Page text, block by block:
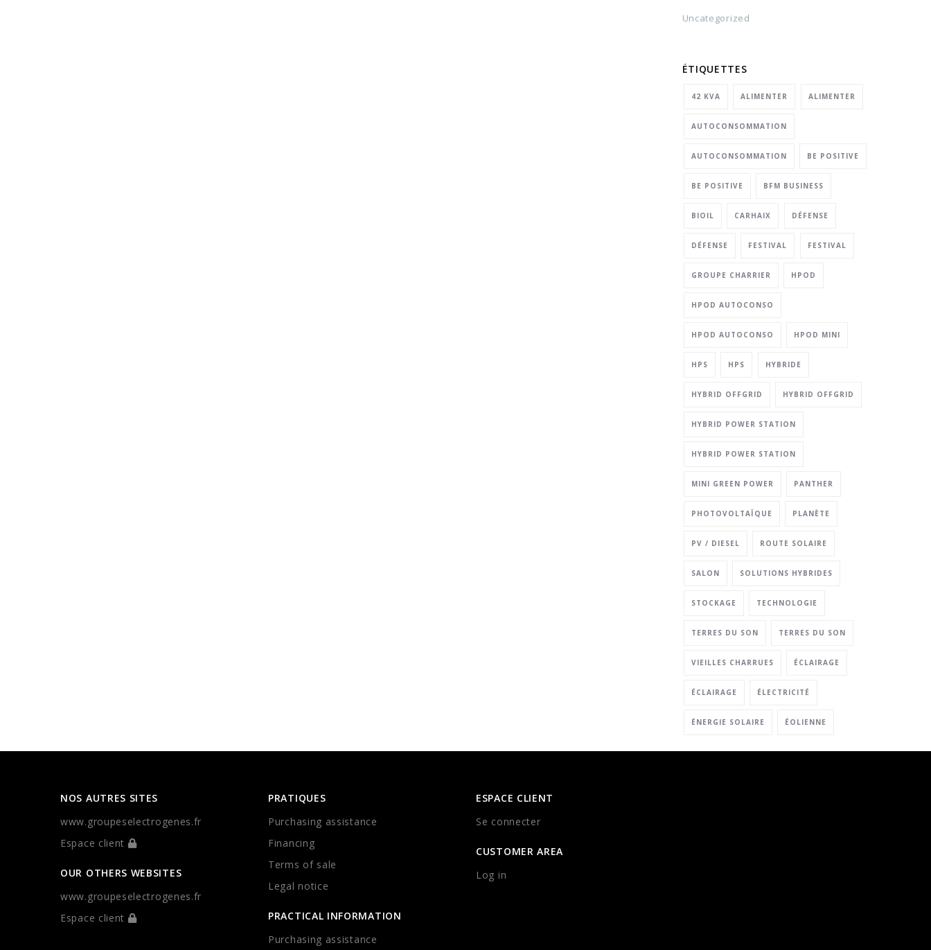
Uncategorized
ÉTIQUETTES
42 KVA ALIMENTER ALIMENTER
AUTOCONSOMMATION
AUTOCONSOMMATION BE POSITIVE
BE POSITIVE BFM BUSINESS
BIOIL CARHAIX DÉFENSE
DÉFENSE FESTIVAL FESTIVAL
GROUPE CHARRIER HPOD
HPOD AUTOCONSO
HPOD AUTOCONSO HPOD MINI
HPS HPS HYBRIDE
HYBRID OFFGRID HYBRID OFFGRID
HYBRID POWER STATION
HYBRID POWER STATION
MINI GREEN POWER PANTHER
PHOTOVOLTAÏQUE PLANÈTE
PV / DIESEL ROUTE SOLAIRE
SALON SOLUTIONS HYBRIDES
STOCKAGE TECHNOLOGIE
TERRES DU SON TERRES DU SON
VIEILLES CHARRUES ÉCLAIRAGE
ÉCLAIRAGE ÉLECTRICITÉ
ÉNERGIE SOLAIRE ÉOLIENNE
NOS AUTRES SITES
www.groupeselectrogenes.fr
Espace client
OUR OTHERS WEBSITES
www.groupeselectrogenes.fr
Espace client
PRATIQUES
Purchasing assistance
Financing
Terms of sale
Legal notice
PRACTICAL INFORMATION
Purchasing assistance
ESPACE CLIENT
Se connecter
CUSTOMER AREA
Log in